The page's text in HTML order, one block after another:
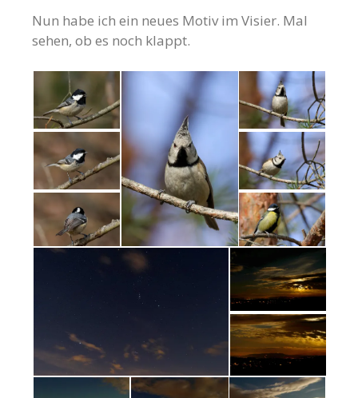
Nun habe ich ein neues Motiv im Visier. Mal
sehen, ob es noch klappt.